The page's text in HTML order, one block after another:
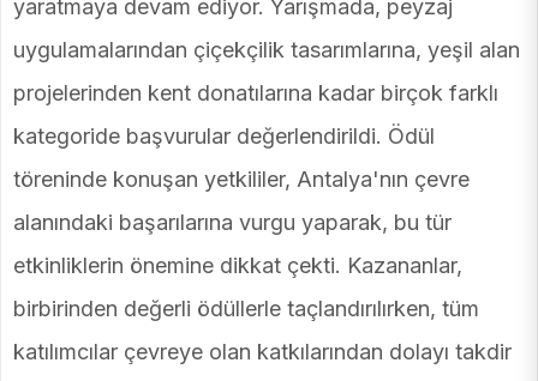
yaratmaya devam ediyor. Yarışmada, peyzaj
uygulamalarından çiçekçilik tasarımlarına, yeşil alan
projelerinden kent donatılarına kadar birçok farklı
kategoride başvurular değerlendirildi. Ödül
töreninde konuşan yetkililer, Antalya'nın çevre
alanındaki başarılarına vurgu yaparak, bu tür
etkinliklerin önemine dikkat çekti. Kazananlar,
birbirinden değerli ödüllerle taçlandırılırken, tüm
katılımcılar çevreye olan katkılarından dolayı takdir